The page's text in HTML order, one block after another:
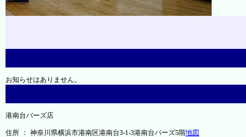
お知らせはありません。
港南台バーズ店
住所 ： 神奈川県横浜市港南区港南台3-1-3港南台バーズ5階地図